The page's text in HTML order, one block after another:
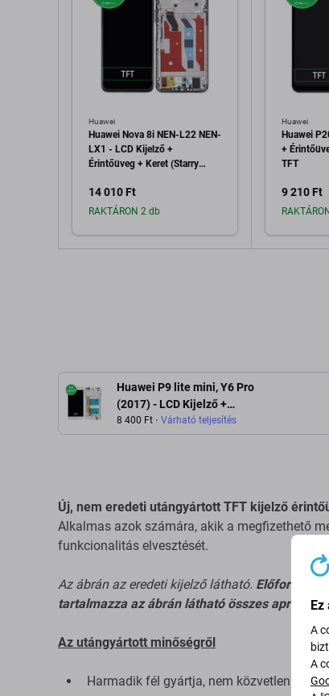
Huawei
Huawei Nova 8i NEN-L22 NEN-
LX1 - LCD Kijelző +
Érintőüveg + Keret (Starry
14 010 Ft
RAKTÁRON 2 db
Huawei
Huawei
+
TFT
9 210 Ft
Huawei P9 lite mini, Y6 Pro
(2017) - LCD Kijelző +
Érintőüveg + Keret (White)
TFT
8 400 Ft Várható teljesítés
Új, nem eredeti utángyártott TFT kijelző
Alkalmas azok számára, akik a megfizethető
funkcionalitás elvesztését.
Az ábrán az eredeti kijelző látható.
tartalmazza az ábrán látható összes apró
Az utángyártott minőségről
Harmadik fél gyártja, nem közvetlenül a
A
A